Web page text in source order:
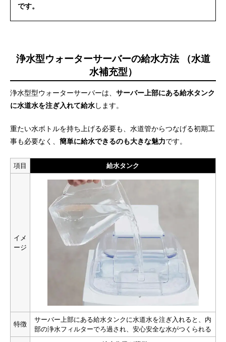
です。
浄水型ウォーターサーバーの給水方法 （水道
水補充型）
浄水型型ウォーターサーバーは、 サーバー上部にある給水タンク
に水道水を注ぎ入れて給水します。
重たい水ボトルを持ち上げる必要も、水道管からつなげる初期工
事も必要なく、 簡単に給水できるのも大きな魅力です。
項目 給水タンク
イメ
ージ
特徴
サーバー上部にある給水タンクに水道水を注ぎ入れると、内
部の浄水フィルターでろ過され、安心安全な水がつくられる